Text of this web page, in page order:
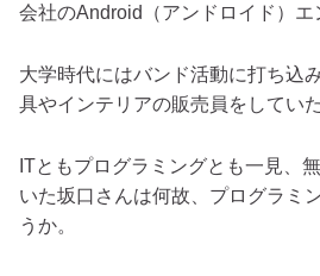
会社のAndroid（アンドロイド）エ
大学時代にはバンド活動に打ち込
具やインテリアの販売員をしてい
ITともプログラミングとも一見、
いた坂口さんは何故、プログラミ
うか。